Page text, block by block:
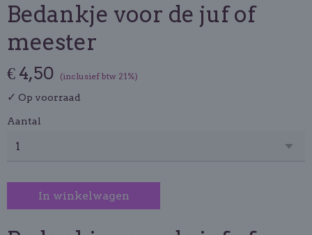
Bedankje voor de juf of
meester
€ 4,50 (inclusief btw 21%)
✓ Op voorraad
Aantal
In winkelwagen